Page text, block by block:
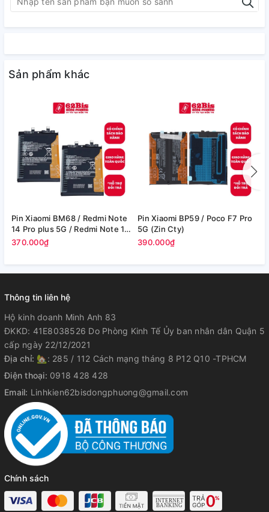
Sản phẩm khác
Pin Xiaomi BM68 / Redmi Note
14 Pro plus 5G / Redmi Note 14
Pro+ 5G - 6200mAh (Zin Cty)
370.000₫
Pin Xiaomi BP59 / Poco F7 Pro
5G (Zin Cty)
390.000₫
Thông tin liên hệ
Hộ kinh doanh Minh Anh 83
ĐKKD: 41E8038526 Do Phòng Kinh Tế Ủy ban nhân dân Quận 5
cấp ngày 22/12/2021
Địa chỉ: 🏡: 285 / 112 Cách mạng tháng 8 P12 Q10 -TPHCM
Điện thoại: 0918 428 428
Email: Linhkien62bisdongphuong@gmail.com
Chính sách